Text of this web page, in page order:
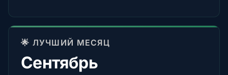
🌟 ЛУЧШИЙ МЕСЯЦ
Сентябрь